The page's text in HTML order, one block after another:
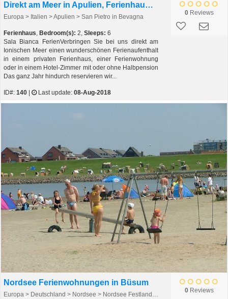
Direkt am Meer in Apulien, Ferienhaus oder Hotel
Europa > Italien > Apulien > San Pietro in Bevagna
Ferienhaus, Bedroom(s): 2, Sleeps: 6
Sala Bianca FerienVerbringen Sie bei uns direkt am
Ionischen Meer einen wunderschönen Ferienaufenthalt
in einem privaten Ferienhaus, einer Ferienwohnung
oder in einem Hotel-Zimmer mit oder ohne Halbpension
Das ganz Jahr hindurch reservieren wir...
ID#: 140 Last update: 08-Aug-2018
0Reviews
Nordsee Ferienwohnungen in Büsum
Europa > Deutschland > Nordsee > Nordsee Festland > Büsum
0Reviews